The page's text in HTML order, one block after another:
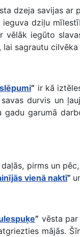
dzeja savijas
dziļu
vēlāk iegūto
sagrautu
” ir kā
durvis un
garumā
pirms un
vienā naktī”
” vēsta
mājās.